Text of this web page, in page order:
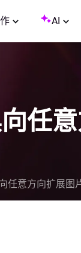
AI
任
任意方向扩展图